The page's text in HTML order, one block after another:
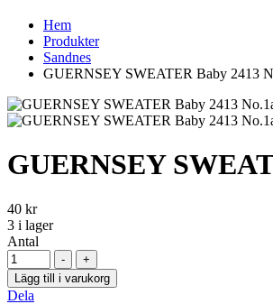
Hem
Produkter
Sandnes
GUERNSEY SWEATER Baby 2413
GUERNSEY
40 kr
3 i lager
Antal
-
+
Lägg till i varukorg
Dela